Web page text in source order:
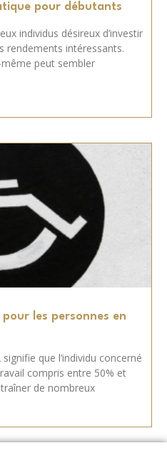
pour débutants
individus désireux d’investir
rendements intéressants.
peut sembler
les personnes en
que l’individu concerné
compris entre 50% et
de nombreux